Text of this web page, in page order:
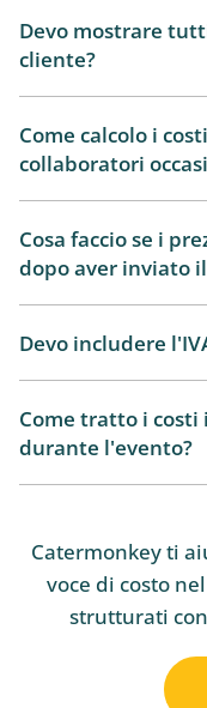
Devo mostrare
cliente?
Come calcolo i
collaboratori
Cosa faccio se i
dopo aver inviato
Devo includere
Come tratto i
durante l'evento?
Catermonkey ti
voce di costo
strutturati